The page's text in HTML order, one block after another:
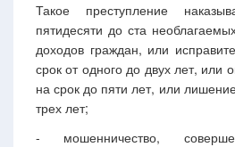
Такое преступление
пятидесяти до ста
доходов граждан, или
срок от одного до двух лет, или
на срок до пяти лет, или
трех лет;
- мошенничество,